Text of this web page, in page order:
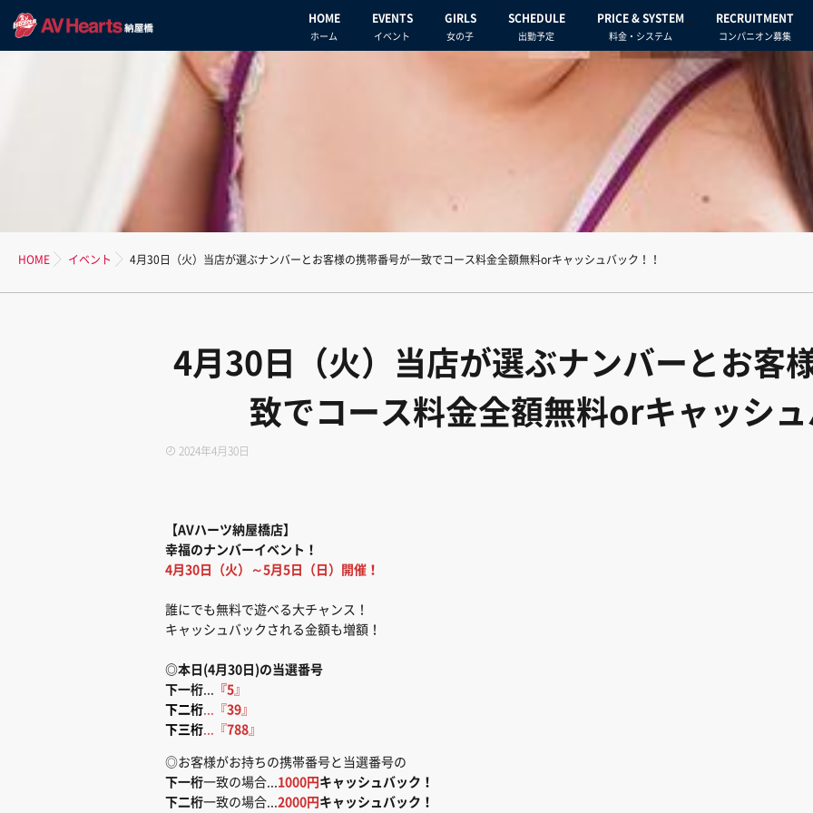
HOME
ホーム
EVENTS
イベント
GIRLS
女の子
SCHEDULE
出勤予定
PRICE & SYSTEM
料金・システム
RECRUITMENT
コンパニオン募集
HOME イベント 4月30日（火）当店が選ぶナンバーとお客様の携帯番号が一致でコース料金全額無料orキャッシュバック！！
4月30日（火）当店が選ぶナンバーとお客
致でコース料金全額無料orキャッシュ
2024年4月30日
【AVハーツ納屋橋店】
幸福のナンバーイベント！
4月30日（火）～5月5日（日）開催！
誰にでも無料で遊べる大チャンス！
キャッシュバックされる金額も増額！
◎本日(4月30日)の当選番号
下一桁
『5 』
下二桁 ...『39 』
下三桁 ...『788 』
◎お客様がお持ちの携帯番号と当選番号の
下一桁一致の場合... 1000円 キャッシュバック！
下二桁一致の場合... 2000円 キャッシュバック！